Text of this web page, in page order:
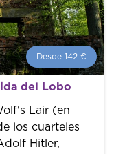
Desde 142 €
precio y servicio.
del Lobo
Lair (en
los cuarteles
Hitler,